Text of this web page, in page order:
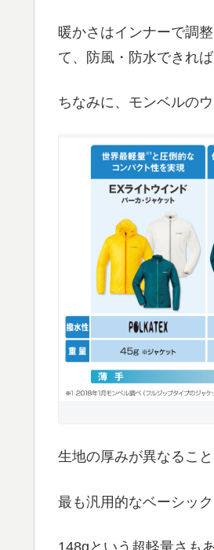
暖かさはインナーで調
て、防風・防水できれ
ちなみに、モンベルの
生地の厚みが異なるこ
最も汎用的なベーシッ
148gという超軽量さも